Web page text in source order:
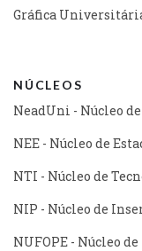
Gráfica
NÚCLEOS
NeadUni - Núcleo
NEE - Núcleo de
NTI - Núcleo de
NIP - Núcleo de
NUFOPE - Núcleo